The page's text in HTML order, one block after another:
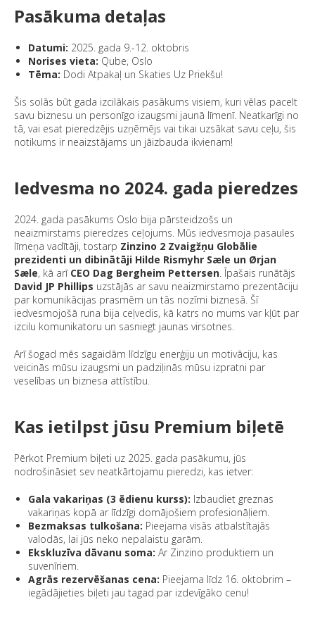
Pasākuma detaļas
Datumi: 2025. gada 9.-12. oktobris
Norises vieta: Qube, Oslo
Tēma: Dodi Atpakaļ un Skaties Uz Priekšu!
Šis solās būt gada izcilākais pasākums visiem, kuri vēlas pacelt
savu biznesu un personīgo izaugsmi jaunā līmenī. Neatkarīgi no
tā, vai esat pieredzējis uzņēmējs vai tikai uzsākat savu ceļu, šis
notikums ir neaizstājams un jāizbauda ikvienam!
Iedvesma no 2024. gada pieredzes
2024. gada pasākums Oslo bija pārsteidzošs un
neaizmirstams pieredzes ceļojums. Mūs iedvesmoja pasaules
līmeņa vadītāji, tostarp Zinzino 2 Zvaigžņu Globālie
prezidenti un dibinātāji Hilde Rismyhr Sæle un Ørjan
Sæle, kā arī CEO Dag Bergheim Pettersen. Īpašais runātājs
David JP Phillips uzstājās ar savu neaizmirstamo prezentāciju
par komunikācijas prasmēm un tās nozīmi biznesā. Šī
iedvesmojošā runa bija ceļvedis, kā katrs no mums var kļūt par
izcilu komunikatoru un sasniegt jaunas virsotnes.
Arī šogad mēs sagaidām līdzīgu enerģiju un motivāciju, kas
veicinās mūsu izaugsmi un padziļinās mūsu izpratni par
veselības un biznesa attīstību.
Kas ietilpst jūsu Premium biļetē
Pērkot Premium biļeti uz 2025. gada pasākumu, jūs
nodrošināsiet sev neatkārtojamu pieredzi, kas ietver:
Gala vakariņas (3 ēdienu kurss): Izbaudiet greznas
vakariņas kopā ar līdzīgi domājošiem profesionāļiem.
Bezmaksas tulkošana: Pieejama visās atbalstītajās
valodās, lai jūs neko nepalaistu garām.
Ekskluzīva dāvanu soma: Ar Zinzino produktiem un
suvenīriem.
Agrās rezervēšanas cena: Pieejama līdz 16. oktobrim –
iegādājieties biļeti jau tagad par izdevīgāko cenu!